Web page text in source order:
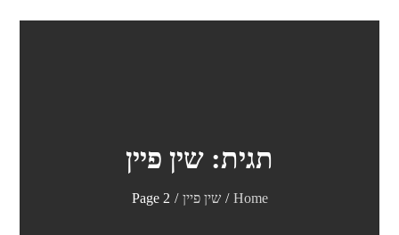
תגית: שין פיין
Home שין פיין Page 2